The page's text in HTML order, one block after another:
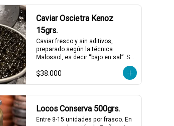
Caviar Oscietra Kenoz
15grs.
Caviar fresco y sin aditivos,
preparado según la técnica
Malossol, es decir “bajo en sal”. Se
caracteriza por tener una variedad
de sabores que combinan frutos
cada cosecha. De calibre entre 2,7
y 3,1 mm, colores que varían entre
el gris oscuro y el verde oliva.
$38.000
Locos Conserva 500grs.
Entre 8-15 unidades por frasco. En